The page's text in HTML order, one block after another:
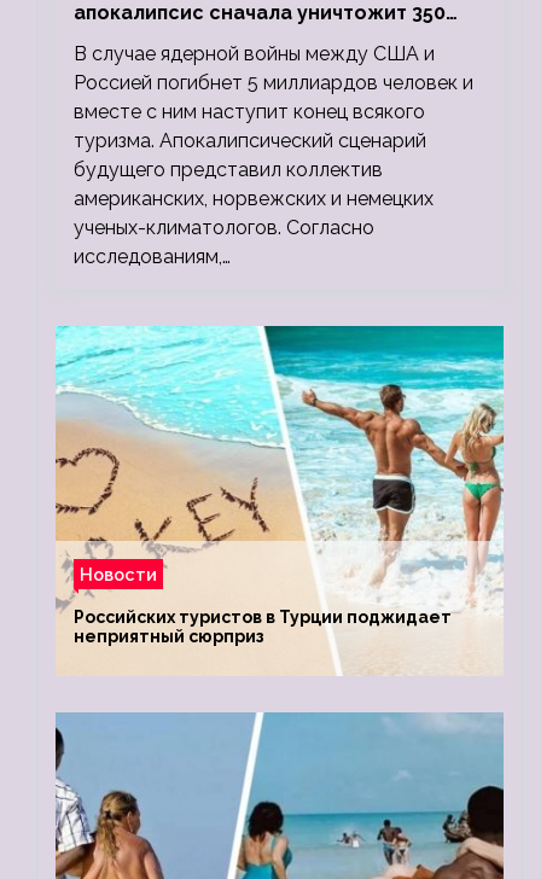
апокалипсис сначала уничтожит 350
миллионов, а потом 5 миллиардов
людей
В случае ядерной войны между США и
Россией погибнет 5 миллиардов человек и
вместе с ним наступит конец всякого
туризма. Апокалипсический сценарий
будущего представил коллектив
американских, норвежских и немецких
ученых-климатологов. Согласно
исследованиям,…
Новости
Российских туристов в Турции поджидает
неприятный сюрприз